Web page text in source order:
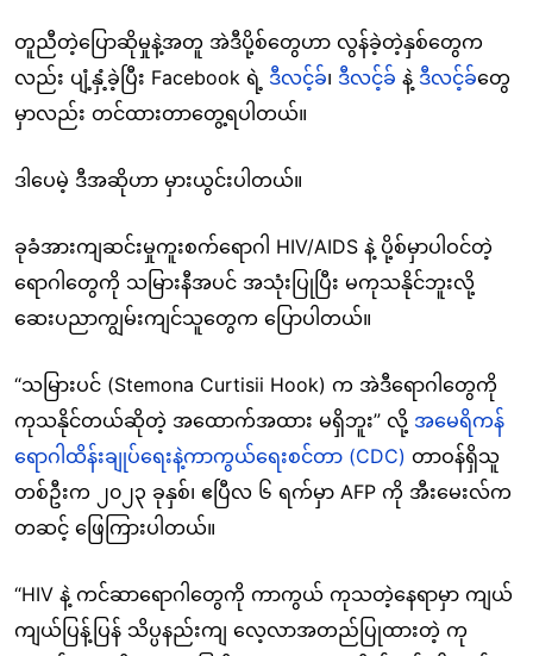
တူညီတဲ့ပြောဆိုမှုနဲ့အတူ အဲဒီပို့စ်တွေဟာ လွန်ခဲ့တဲ့နှစ်တွေက
လည်း ပျံ့နှံ့ခဲ့ပြီး Facebook ရဲ့ ဒီလင့်ခ်၊ ဒီလင့်ခ် နဲ့ ဒီလင့်ခ်တွေ
မှာလည်း တင်ထားတာတွေ့ရပါတယ်။
ဒါပေမဲ့ ဒီအဆိုဟာ မှားယွင်းပါတယ်။
ခုခံအားကျဆင်းမှုကူးစက်ရောဂါ HIV/AIDS နဲ့ ပို့စ်မှာပါဝင်တဲ့
ရောဂါတွေကို သမြားနီအပင် အသုံးပြုပြီး မကုသနိုင်ဘူးလို့
ဆေးပညာကျွမ်းကျင်သူတွေက ပြောပါတယ်။
“သမြားပင် (Stemona Curtisii Hook) က အဲဒီရောဂါတွေကို
ကုသနိုင်တယ်ဆိုတဲ့ အထောက်အထား မရှိဘူး” လို့ အမေရိကန်
ရောဂါထိန်းချုပ်ရေးနဲ့ကာကွယ်ရေးစင်တာ (CDC) တာဝန်ရှိသူ
တစ်ဦးက ၂၀၂၃ ခုနှစ်၊ ဧပြီလ ၆ ရက်မှာ AFP ကို အီးမေးလ်က
တဆင့် ဖြေကြားပါတယ်။
“HIV နဲ့ ကင်ဆာရောဂါတွေကို ကာကွယ် ကုသတဲ့နေရာမှာ ကျယ်
ကျယ်ပြန့်ပြန် သိပ္ပနည်းကျ လေ့လာအတည်ပြုထားတဲ့ ကု